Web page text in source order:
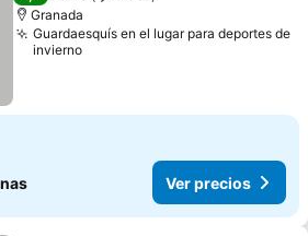
Granada
Guardaesquís en el lugar para deportes de
invierno
Ver precios